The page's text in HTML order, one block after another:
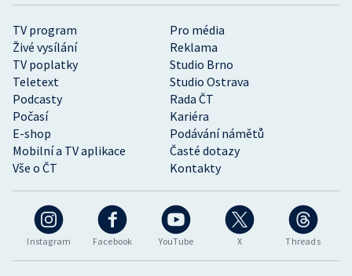
Instagram Facebook YouTube X Threads
TV program
Pro média
Živé vysílání
Reklama
TV poplatky
Studio Brno
Teletext
Studio Ostrava
Podcasty
Rada ČT
Počasí
Kariéra
E-shop
Podávání námětů
Mobilní a TV aplikace
Časté dotazy
Vše o ČT
Kontakty